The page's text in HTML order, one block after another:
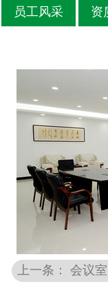
员工风采 资
上一条： 会议室